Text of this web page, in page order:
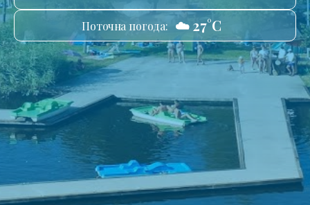
Поточна погода: ☁️ 27°C